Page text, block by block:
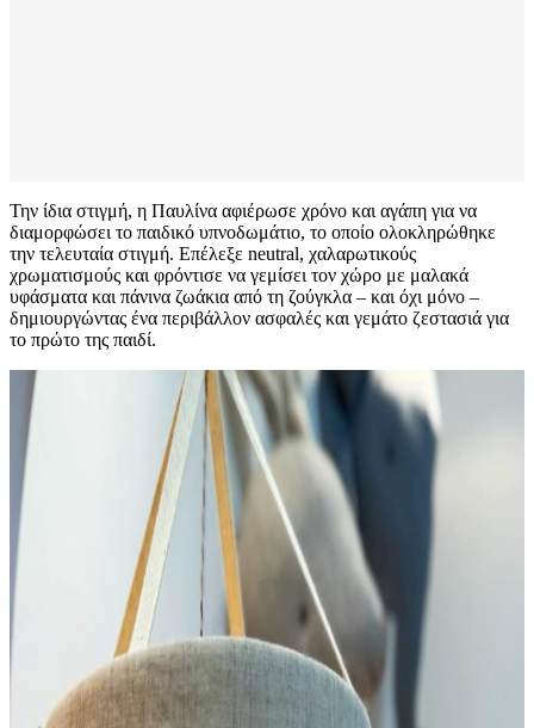
Την ίδια στιγμή, η Παυλίνα αφιέρωσε χρόνο και αγάπη για να
διαμορφώσει το παιδικό υπνοδωμάτιο, το οποίο ολοκληρώθηκε
την τελευταία στιγμή. Επέλεξε neutral, χαλαρωτικούς
χρωματισμούς και φρόντισε να γεμίσει τον χώρο με μαλακά
υφάσματα και πάνινα ζωάκια από τη ζούγκλα – και όχι μόνο –
δημιουργώντας ένα περιβάλλον ασφαλές και γεμάτο ζεστασιά για
το πρώτο της παιδί.